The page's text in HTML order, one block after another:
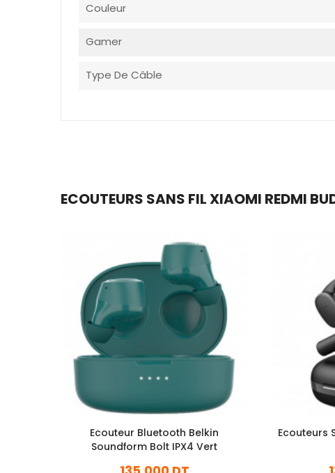
Couleur
Gamer
Type De Câble
ECOUTEURS SANS FIL XIAOMI REDMI
Ecouteur Bluetooth Belkin
Soundform Bolt IPX4 Vert
Ecouteurs